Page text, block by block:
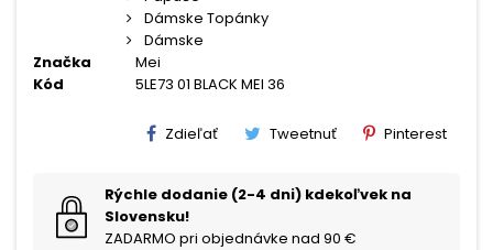
Dámske Topánky
Dámske
Značka
Mei
Kód
5LE73 01 BLACK MEI 36
Zdieľať Tweetnuť Pinterest
Rýchle dodanie (2-4 dni) kdekoľvek na
Slovensku!
ZADARMO pri objednávke nad 90 €